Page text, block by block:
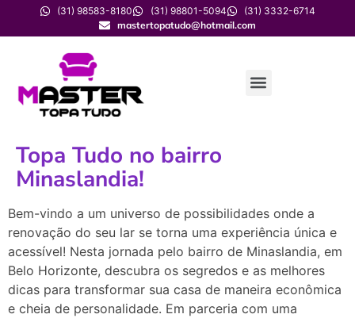
(31) 98583-8180 (31) 98801-5094
(31) 3332-6714
mastertopatudo@hotmail.com
Topa Tudo no bairro
Minaslandia!
Bem-vindo a um universo de possibilidades onde a
renovação do seu lar se torna uma experiência única e
acessível! Nesta jornada pelo bairro de Minaslandia, em
Belo Horizonte, descubra os segredos e as melhores
dicas para transformar sua casa de maneira econômica
e cheia de personalidade. Em parceria com uma